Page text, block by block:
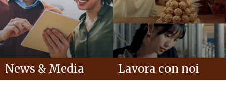
News & Media Lavora con noi